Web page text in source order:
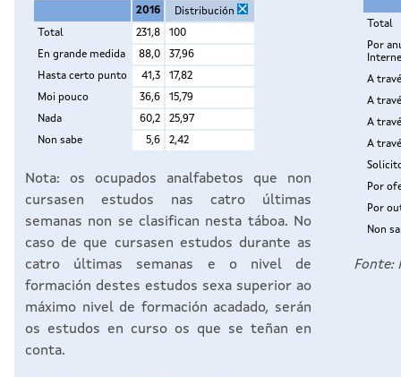
Nota: os ocupados analfabetos que non
cursasen estudos nas catro últimas
semanas non se clasifican nesta táboa. No
caso de que cursasen estudos durante as
catro últimas semanas e o nivel de
formación destes estudos sexa superior ao
máximo nivel de formación acadado, serán
os estudos en curso os que se teñan en
conta.